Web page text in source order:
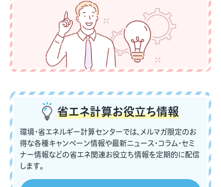
省エネ計算お役立ち情報
環境・省エネルギー計算センターでは、メルマガ限定のお
得な各種キャンペーン情報や最新ニュース・コラム・セミ
ナー情報などの省エネ関連お役立ち情報を定期的に配信
します。